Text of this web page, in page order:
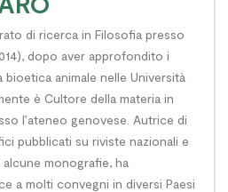
di ricerca in Filosofia presso
dopo aver approfondito i
bioetica animale nelle Università
è Cultore della materia in
l’ateneo genovese. Autrice di
pubblicati su riviste nazionali e
monografie, ha
a molti convegni in diversi Paesi